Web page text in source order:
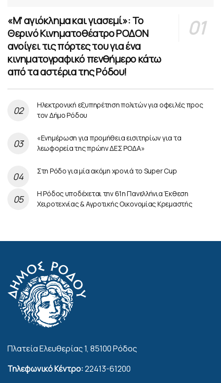
«Μ’ αγιόκλημα και γιασεμί»: Το
Θερινό Κινηματοθέατρο ΡΟΔΟΝ
ανοίγει τις πόρτες του για ένα
κινηματογραφικό πενθήμερο κάτω
από τα αστέρια της Ρόδου!
Ηλεκτρονική εξυπηρέτηση πολιτών για οφειλές προς
τον Δήμο Ρόδου
«Ενημέρωση για προμήθεια εισιτηρίων για τα
λεωφορεία της πρώην ΔΕΣ ΡΟΔΑ»
Στη Ρόδο για μία ακόμη χρονιά το Super Cup
Η Ρόδος υποδέχεται την 61η Πανελλήνια Έκθεση
Χειροτεχνίας & Αγροτικής Οικονομίας Κρεμαστής
Πλατεία Ελευθερίας 1, 85100 Ρόδος
Τηλεφωνικό Κέντρο:22413-61200